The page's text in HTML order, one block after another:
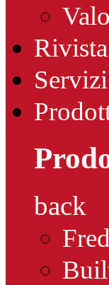
Rivista
back